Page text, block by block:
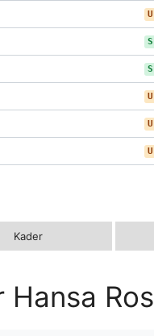
U
S
S
U
U
U
Kader